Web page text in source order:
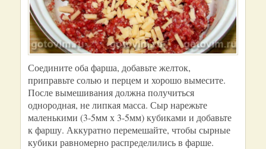
Соедините оба фарша, добавьте желток,
приправьте солью и перцем и хорошо вымесите.
После вымешивания должна получиться
однородная, не липкая масса. Сыр нарежьте
маленькими (3-5мм х 3-5мм) кубиками и добавьте
к фаршу. Аккуратно перемешайте, чтобы сырные
кубики равномерно распределились в фарше.